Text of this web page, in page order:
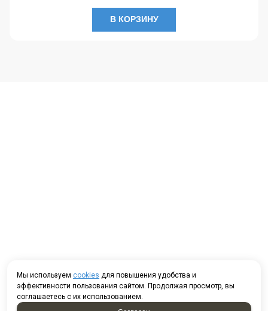
В КОРЗИНУ
Мы используем cookies для повышения удобства и
эффективности пользования сайтом. Продолжая просмотр, вы
соглашаетесь с их использованием.